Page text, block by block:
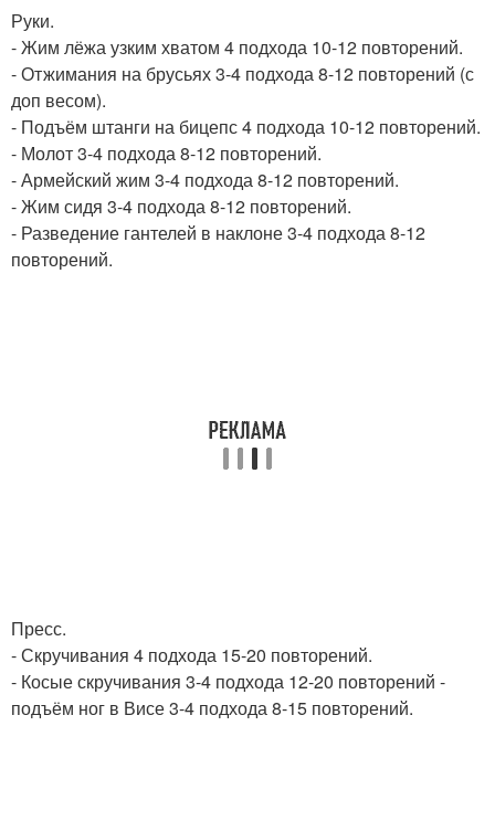
Руки.
- Жим лёжа узким хватом 4 подхода 10-12 повторений.
- Отжимания на брусьях 3-4 подхода 8-12 повторений (с
доп весом).
- Подъём штанги на бицепс 4 подхода 10-12 повторений.
- Молот 3-4 подхода 8-12 повторений.
- Армейский жим 3-4 подхода 8-12 повторений.
- Жим сидя 3-4 подхода 8-12 повторений.
- Разведение гантелей в наклоне 3-4 подхода 8-12
повторений.
Пресс.
- Скручивания 4 подхода 15-20 повторений.
- Косые скручивания 3-4 подхода 12-20 повторений -
подъём ног в Висе 3-4 подхода 8-15 повторений.